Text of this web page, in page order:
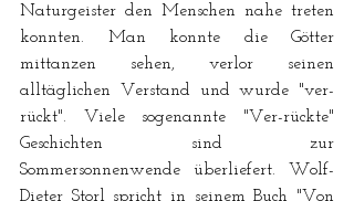
Naturgeister den Menschen nahe treten
konnten. Man konnte die Götter
mittanzen sehen, verlor seinen
alltäglichen Verstand und wurde "ver-
rückt". Viele sogenannte "Ver-rückte"
Geschichten sind zur
Sommersonnenwende überliefert. Wolf-
Dieter Storl spricht in seinem Buch "Von